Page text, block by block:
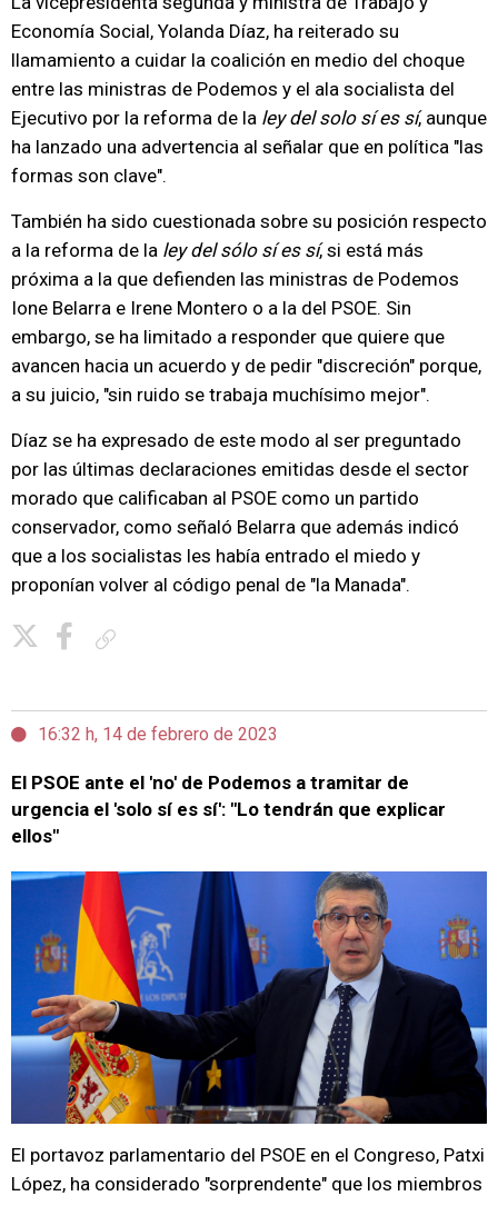
Economía Social, Yolanda Díaz, ha reiterado su
llamamiento a cuidar la coalición en medio del choque
entre las ministras de Podemos y el ala socialista del
Ejecutivo por la reforma de la ley del solo sí es sí, aunque
ha lanzado una advertencia al señalar que en política "las
formas son clave".
También ha sido cuestionada sobre su posición respecto
a la reforma de la ley del sólo sí es sí, si está más
próxima a la que defienden las ministras de Podemos
Ione Belarra e Irene Montero o a la del PSOE. Sin
embargo, se ha limitado a responder que quiere que
avancen hacia un acuerdo y de pedir "discreción" porque,
a su juicio, "sin ruido se trabaja muchísimo mejor".
Díaz se ha expresado de este modo al ser preguntado
por las últimas declaraciones emitidas desde el sector
morado que calificaban al PSOE como un partido
conservador, como señaló Belarra que además indicó
que a los socialistas les había entrado el miedo y
proponían volver al código penal de "la Manada".
16:32 h, 14 de febrero de 2023
El PSOE ante el 'no' de Podemos a tramitar de
urgencia el 'solo sí es sí': "Lo tendrán que explicar
ellos"
El portavoz parlamentario del PSOE en el Congreso, Patxi
López, ha considerado "sorprendente" que los miembros